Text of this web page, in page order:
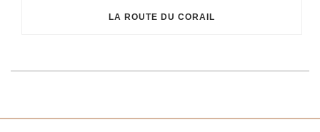
LA ROUTE DU CORAIL